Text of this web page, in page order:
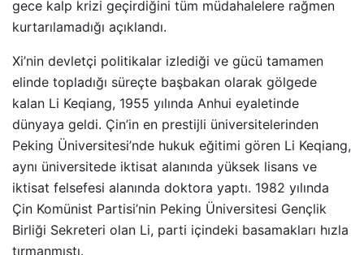
gece kalp krizi geçirdiğini tüm müdahalelere rağmen
kurtarılamadığı açıklandı.
Xi’nin devletçi politikalar izlediği ve gücü tamamen
elinde topladığı süreçte başbakan olarak gölgede
kalan Li Keqiang, 1955 yılında Anhui eyaletinde
dünyaya geldi. Çin’in en prestijli üniversitelerinden
Peking Üniversitesi’nde hukuk eğitimi gören Li Keqiang,
aynı üniversitede iktisat alanında yüksek lisans ve
iktisat felsefesi alanında doktora yaptı. 1982 yılında
Çin Komünist Partisi’nin Peking Üniversitesi Gençlik
Birliği Sekreteri olan Li, parti içindeki basamakları hızla
tırmanmıştı.